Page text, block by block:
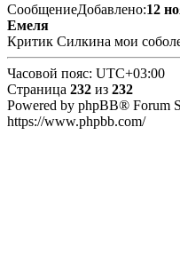
СообщениеДобавлено:12
Емеля
Критик Силкина мои
Часовой пояс: UTC+03:00
Страница 232 из 232
Powered by phpBB® Forum
https://www.phpbb.com/